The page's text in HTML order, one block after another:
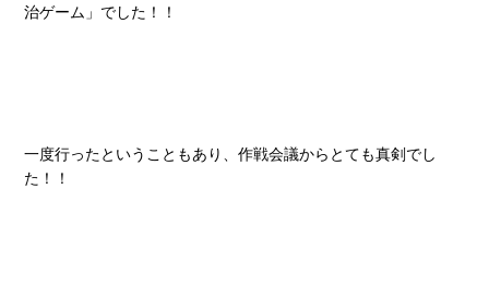
治ゲーム」でした！！
一度行ったということもあり、作戦会議からとても真剣でし
た！！